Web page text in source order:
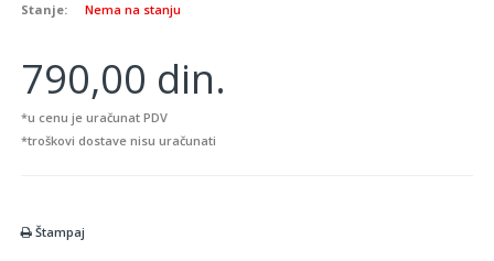
Stanje:
Nema na stanju
790,00 din.
*u cenu je uračunat PDV
*troškovi dostave nisu uračunati
Štampaj